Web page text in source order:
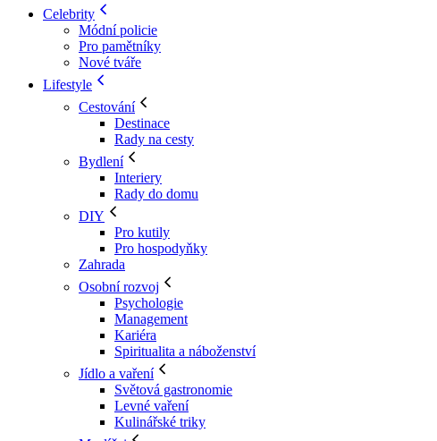
Celebrity
Módní policie
Pro pamětníky
Nové tváře
Lifestyle
Cestování
Destinace
Rady na cesty
Bydlení
Interiery
Rady do domu
DIY
Pro kutily
Pro hospodyňky
Zahrada
Osobní rozvoj
Psychologie
Management
Kariéra
Spiritualita a náboženství
Jídlo a vaření
Světová gastronomie
Levné vaření
Kulinářské triky